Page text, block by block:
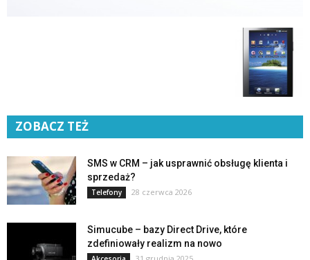
ZOBACZ TEŻ
SMS w CRM – jak usprawnić obsługę klienta i
sprzedaż?
Telefony 28 czerwca 2026
Simucube – bazy Direct Drive, które
zdefiniowały realizm na nowo